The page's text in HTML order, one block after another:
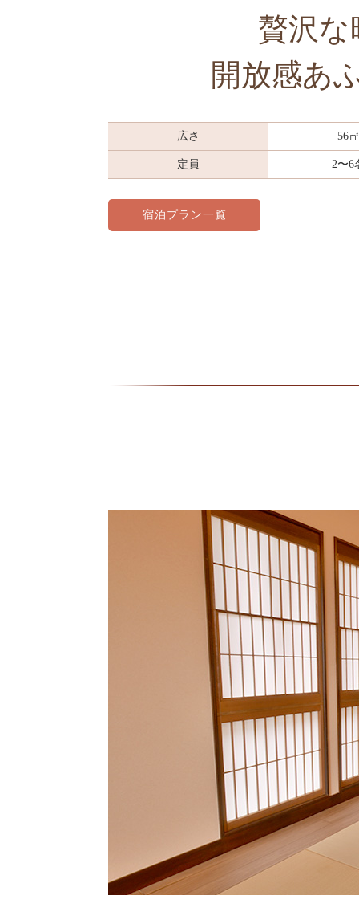
贅沢
開放感あ
広さ 56㎡
定員 2〜6
宿泊プラン一覧